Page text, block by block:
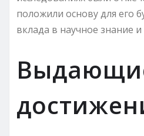
положили основу для его
вклада в научное знание и